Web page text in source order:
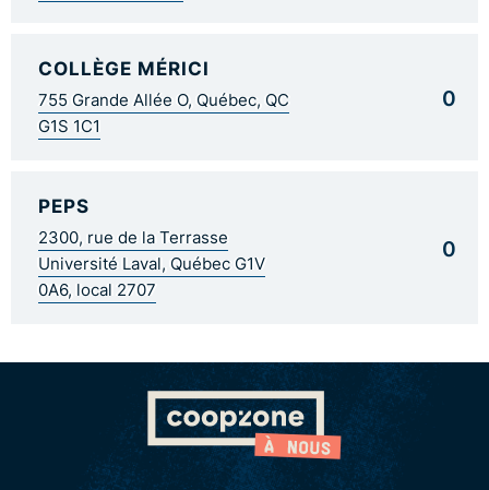
COLLÈGE MÉRICI
755 Grande Allée O, Québec, QC
G1S 1C1
0
PEPS
2300, rue de la Terrasse
Université Laval, Québec G1V
0A6, local 2707
0